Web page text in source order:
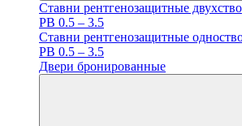
Ставни рентгенозащитные
PB 0.5 – 3.5
Ставни рентгенозащитные
PB 0.5 – 3.5
Двери бронированные